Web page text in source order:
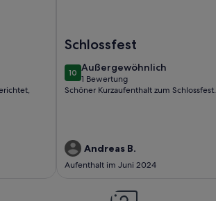
Schlossfest
1010 von 10
Außergewöhnlich
außergewöhnlich
1 Bewertung
(1
Schöner Kurzaufenthalt zum Schlossfest.
Andreas B.
Aufenthalt im Juni 2024